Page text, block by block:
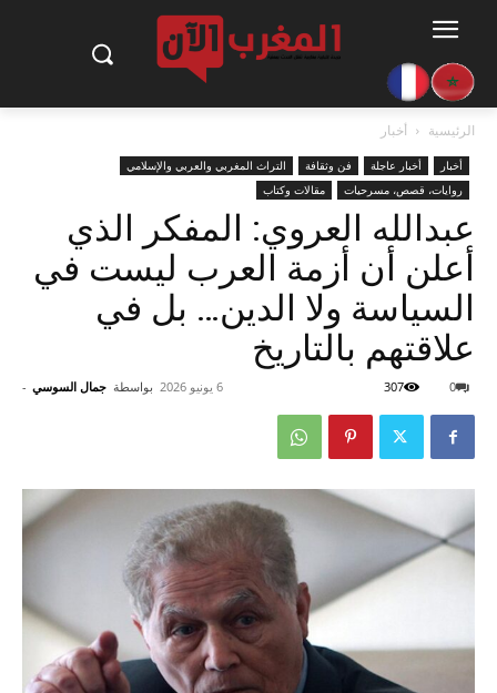
الرئيسية أخبار
أخبار أخبار عاجلة فن وثقافة
التراث المغربي والعربي والإسلامي
روايات، قصص، مسرحيات
مقالات وكتاب
عبدالله العروي: المفكر الذي
أعلن أن أزمة العرب ليست في
السياسة ولا الدين… بل في
علاقتهم بالتاريخ
بواسطة جمال السوسي - 6 يونيو 2026 0
307